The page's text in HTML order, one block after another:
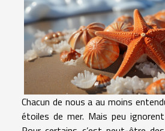
Chacun de nous a au moins
étoiles de mer. Mais peu